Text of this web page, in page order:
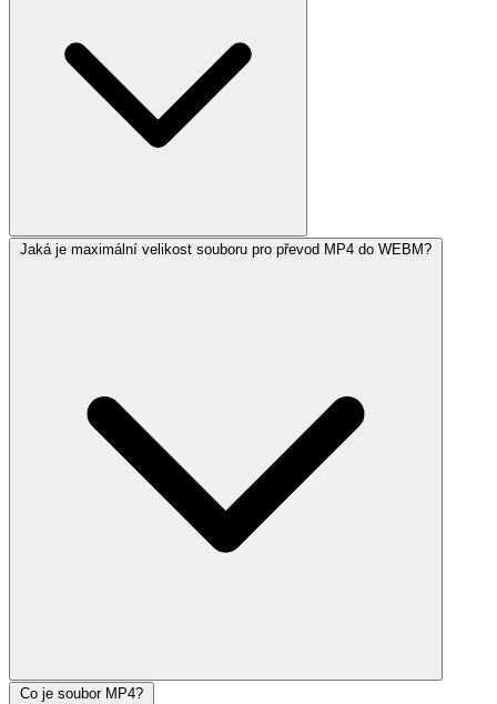
Jaká je maximální velikost souboru pro převod MP4 do WEBM?
Co je soubor MP4?